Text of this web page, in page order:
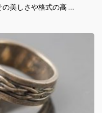
美しさや格式の高 …